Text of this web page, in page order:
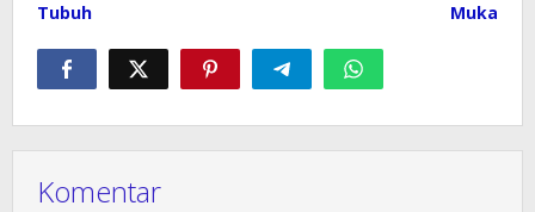
Tubuh
Muka
Komentar